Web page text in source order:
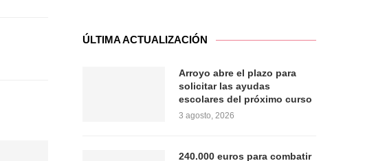
ÚLTIMA ACTUALIZACIÓN
Arroyo abre el plazo para
solicitar las ayudas
escolares del próximo curso
3 agosto, 2026
240.000 euros para combatir